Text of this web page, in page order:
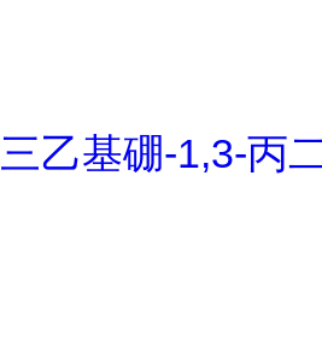
三乙基硼-1,3-丙